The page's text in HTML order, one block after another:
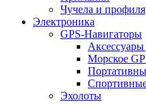
Чучела и профиля
Электроника
GPS-Навигаторы
Аксессуары
Морское
Эхолоты